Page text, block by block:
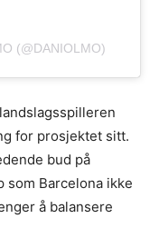
(@DANIOLMO)
for prosjektet sitt.
bud på
Barcelona ikke
å balansere